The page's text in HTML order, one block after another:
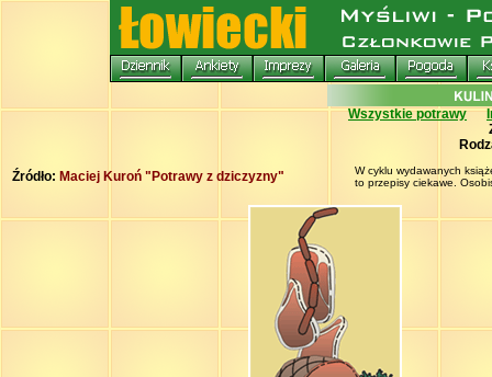
Wszystkie potrawy
Źródło: Maciej Kuroń "Potrawy z dziczyzny"
W cyklu wydawanych
to przepisy ciekawe.